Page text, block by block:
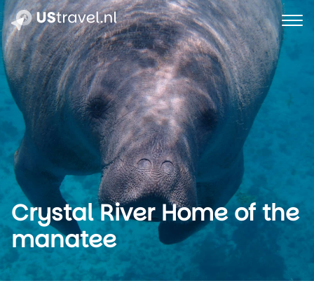
Crystal River Home of the
manatee